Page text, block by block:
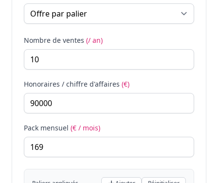
Nombre de ventes (/ an)
Honoraires / chiffre d'affaires (€)
Pack mensuel (€ / mois)